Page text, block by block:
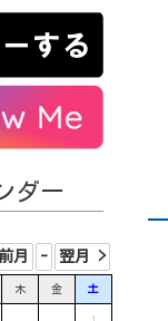
ダー
木 金 土